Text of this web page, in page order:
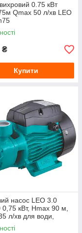
0.75 кВт
Qmax 50 л/хв LEO
₴
Купити
насос LEO 3.0
0,75 кВт, Hmax 90 м,
л/хв для води,
та садовий